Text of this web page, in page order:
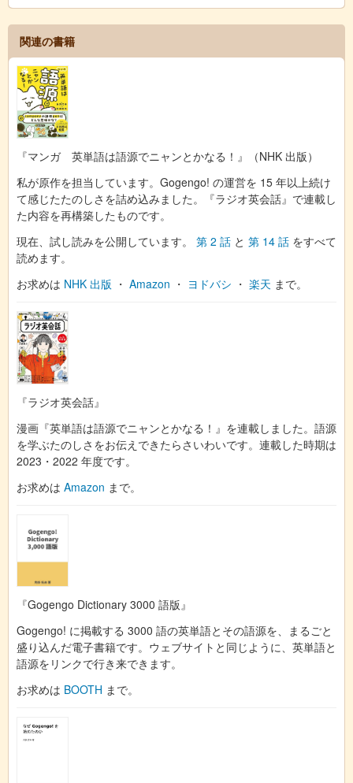
関連の書籍
『マンガ 英単語は語源でニャンとかなる！』（NHK 出版）
私が原作を担当しています。Gogengo! の運営を 15 年以上続け
て感じたたのしさを詰め込みました。『ラジオ英会話』で連載し
た内容を再構築したものです。
現在、試し読みを公開しています。 第 2 話 と 第 14 話 をすべて
読めます。
お求めは NHK 出版 ・ Amazon ・ ヨドバシ ・ 楽天 まで。
『ラジオ英会話』
漫画『英単語は語源でニャンとかなる！』を連載しました。語源
を学ぶたのしさをお伝えできたらさいわいです。連載した時期は
2023・2022 年度です。
お求めは Amazon まで。
『Gogengo Dictionary 3000 語版』
Gogengo! に掲載する 3000 語の英単語とその語源を、まるごと
盛り込んだ電子書籍です。ウェブサイトと同じように、英単語と
語源をリンクで行き来できます。
お求めは BOOTH まで。